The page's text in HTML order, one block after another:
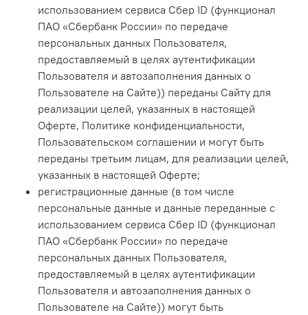
использованием сервиса Сбер ID (функционал
ПАО «Сбербанк России» по передаче
персональных данных Пользователя,
предоставляемый в целях аутентификации
Пользователя и автозаполнения данных о
Пользователе на Сайте)) переданы Сайту для
реализации целей, указанных в настоящей
Оферте, Политике конфиденциальности,
Пользовательском соглашении и могут быть
переданы третьим лицам, для реализации целей,
указанных в настоящей Оферте;
регистрационные данные (в том числе
персональные данные и данные переданные с
использованием сервиса Сбер ID (функционал
ПАО «Сбербанк России» по передаче
персональных данных Пользователя,
предоставляемый в целях аутентификации
Пользователя и автозаполнения данных о
Пользователе на Сайте)) могут быть